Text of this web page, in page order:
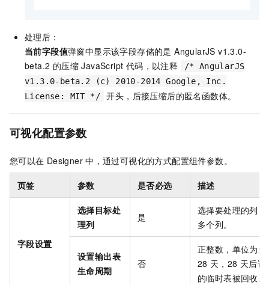
处理后：
当前字段值弹窗中显示该字段存储的是 AngularJS v1.3.0-
beta.2 的压缩 JavaScript 代码，以注释
/* AngularJS
v1.3.0-beta.2 (c) 2010-2014 Google, Inc.
License: MIT */
开头，后接压缩后的匿名函数体。
可视化配置参数
您可以在 Designer 中，通过可视化的方式配置组件参数。
页签 参数 是否必选 描述
字段设置
选择目标处
理列
是
选择要处理的列
多个列。
设置输出表
生命周期
否
正整数，单位为
28 天，28 天后该
的临时表被回收。